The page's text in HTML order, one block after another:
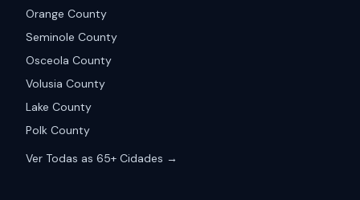
Orange County
Seminole County
Osceola County
Volusia County
Lake County
Polk County
Ver Todas as 65+ Cidades →